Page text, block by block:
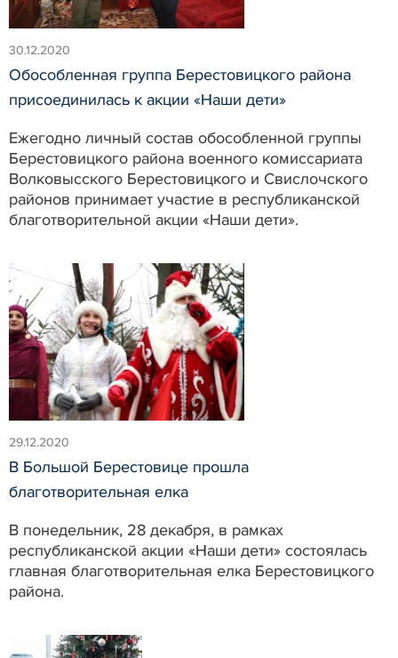
30.12.2020
Обособленная группа Берестовицкого района
присоединилась к акции «Наши дети»
Ежегодно личный состав обособленной группы
Берестовицкого района военного комиссариата
Волковысского Берестовицкого и Свислочского
районов принимает участие в республиканской
благотворительной акции «Наши дети».
29.12.2020
В Большой Берестовице прошла
благотворительная елка
В понедельник, 28 декабря, в рамках
республиканской акции «Наши дети» состоялась
главная благотворительная елка Берестовицкого
района.